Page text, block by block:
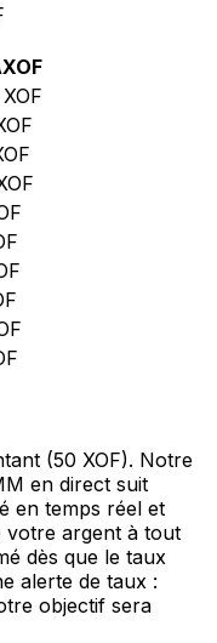
XOF
XOF
(50 XOF). Notre
en direct suit
en temps réel et
votre argent à tout
dès que le taux
alerte de taux :
objectif sera